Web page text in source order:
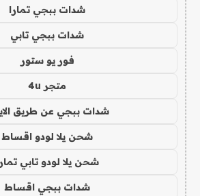
شدات ببجي تمارا
شدات ببجي تابي
فور يو ستور
متجر 4u
شدات ببجي عن طريق
شحن يلا لودو اقساط
شحن يلا لودو تابي
شدات ببجي اقساط